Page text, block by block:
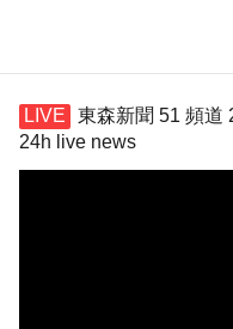
東森新聞 51 頻道
24h live news